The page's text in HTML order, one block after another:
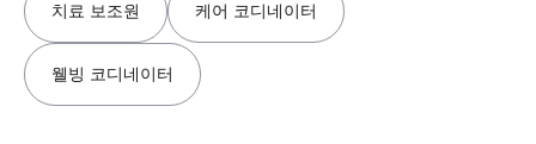
치료 보조원 케어 코디네이터
웰빙 코디네이터